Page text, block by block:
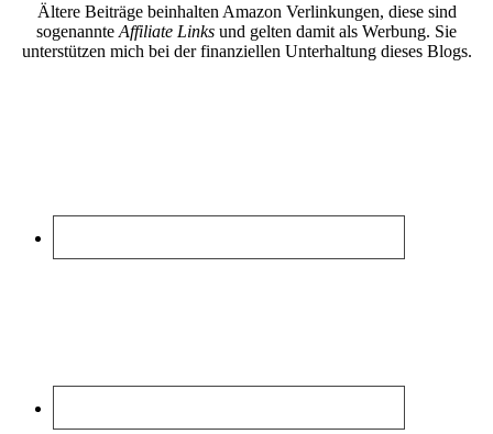
Ältere Beiträge beinhalten Amazon Verlinkungen, diese sind
sogenannte Affiliate Links und gelten damit als Werbung. Sie
unterstützen mich bei der finanziellen Unterhaltung dieses Blogs.